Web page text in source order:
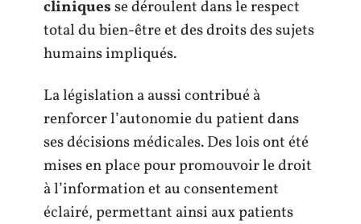
cliniquesse déroulent dans le respect
total du bien-être et des droits des sujets
humains impliqués.
La législation a aussi contribué à
renforcer l’autonomie du patient dans
ses décisions médicales. Des lois ont été
mises en place pour promouvoir le droit
à l’information et au consentement
éclairé, permettant ainsi aux patients